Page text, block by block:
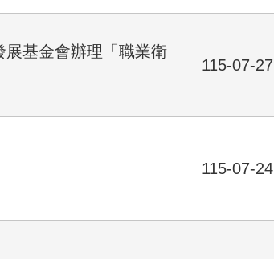
展基金會辦理「職業衛
115-07-27
115-07-24